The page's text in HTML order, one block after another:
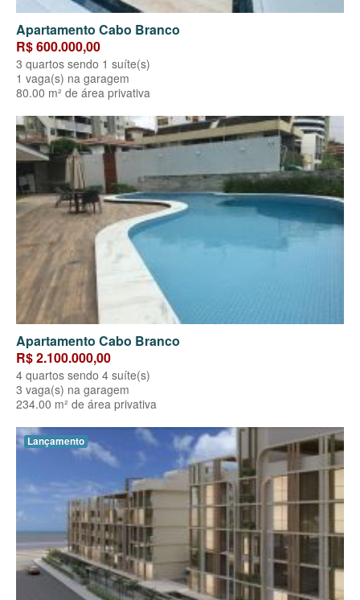
Apartamento Cabo Branco
R$ 600.000,00
3 quartos sendo 1 suíte(s)
1 vaga(s) na garagem
80.00 m² de área privativa
Apartamento Cabo Branco
R$ 2.100.000,00
4 quartos sendo 4 suíte(s)
3 vaga(s) na garagem
234.00 m² de área privativa
Lançamento